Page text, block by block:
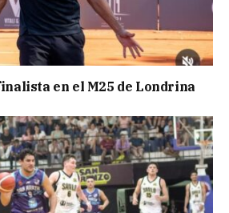
en el M25 de Londrina